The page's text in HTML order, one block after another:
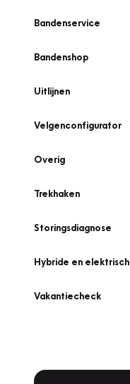
Bandenservice
Bandenshop
Uitlijnen
Velgenconfigurator
Overig
Trekhaken
Storingsdiagnose
Hybride en elektrisch
Vakantiecheck